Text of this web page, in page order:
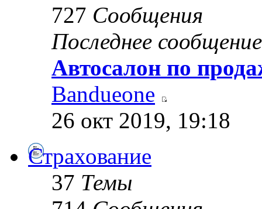
727 Сообщения
Последнее сообщение
Автосалон по
Bandueone
26 окт 2019, 19:18
Страхование
37 Темы